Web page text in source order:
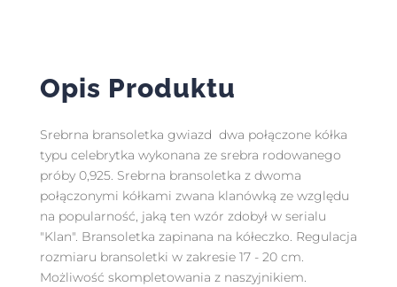
Opis Produktu
Srebrna bransoletka gwiazd dwa połączone kółka
typu celebrytka wykonana ze srebra rodowanego
próby 0,925. Srebrna bransoletka z dwoma
połączonymi kółkami zwana klanówką ze względu
na popularność, jaką ten wzór zdobył w serialu
"Klan". Bransoletka zapinana na kółeczko. Regulacja
rozmiaru bransoletki w zakresie 17 - 20 cm.
Możliwość skompletowania z naszyjnikiem.